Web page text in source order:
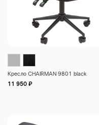
Кресло CHAIRMAN 9801 black
11 950 ₽